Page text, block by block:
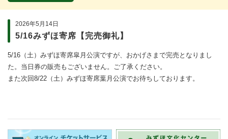
2026年5月14日
5/16みずほ寄席【完売御礼】
5/16（土）みずほ寄席皐月公演ですが、おかげさまで完売となりまし
た。当日券の販売もございません。ご了承ください。
また次回8/22（土）みずほ寄席葉月公演でお待ちしております。